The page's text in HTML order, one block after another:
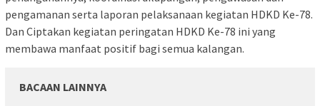
pengamanan serta laporan pelaksanaan kegiatan HDKD Ke-78.
Dan Ciptakan kegiatan peringatan HDKD Ke-78 ini yang
membawa manfaat positif bagi semua kalangan.
BACAAN LAINNYA